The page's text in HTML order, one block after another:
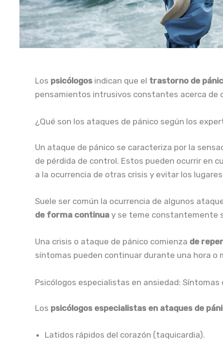
Los psicólogos indican que el trastorno de
pensamientos intrusivos constantes acerca de
¿Qué son los ataques de pánico según los
Un ataque de pánico se caracteriza por la
de pérdida de control. Estos pueden ocurrir en
a la ocurrencia de otras crisis y evitar los
Suele ser común la ocurrencia de algunos
de forma continua y se teme constantemente
Una crisis o ataque de pánico comienza de
síntomas pueden continuar durante una hora o
Psicólogos especialistas en ansiedad:
Los psicólogos especialistas en ataques de
Latidos rápidos del corazón (taquicardia).